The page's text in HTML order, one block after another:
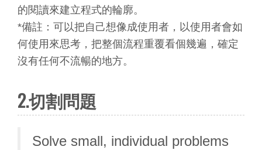
的閱讀來建立程式的輪廓。
*備註：可以把自己想像成使用者，以使用者會如
何使用來思考，把整個流程重覆看個幾遍，確定
沒有任何不流暢的地方。
2.切割問題
Solve small, individual problems